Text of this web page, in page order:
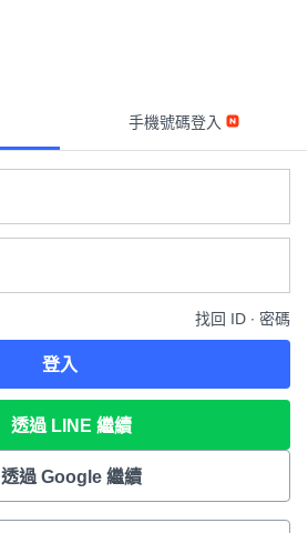
手機號碼登入
找回 ID ∙ 密碼
登入
透過 LINE 繼續
透過 Google 繼續